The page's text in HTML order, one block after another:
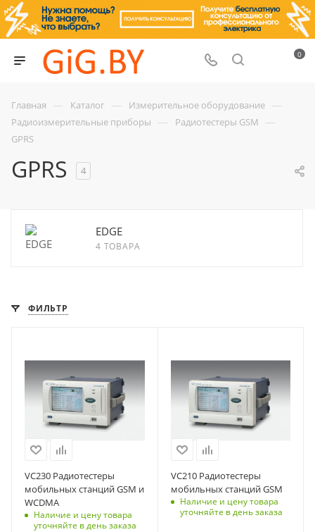
0
Главная — Каталог — Измерительное оборудование —
Радиоизмерительные приборы — Радиотестеры GSM —
GPRS
GPRS 4
EDGE
4 ТОВАРА
ФИЛЬТР
VC230 Радиотестеры
мобильных станций GSM и
WCDMA
Наличие и цену товара
уточняйте в день заказа
VC210 Радиотестеры
мобильных станций GSM
Наличие и цену товара
уточняйте в день заказа